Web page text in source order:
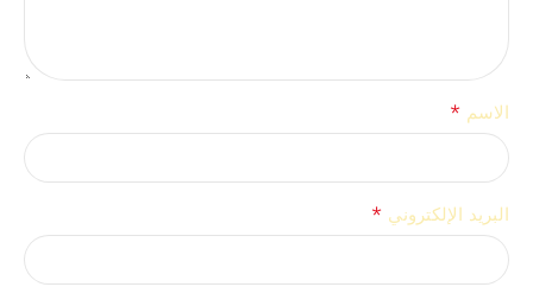
الاسم *
البريد الإلكتروني *